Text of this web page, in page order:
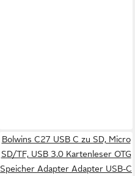
Bolwins C27 USB C zu SD, Micro
SD/TF, USB 3.0 Kartenleser OTG
Speicher Adapter Adapter USB-C